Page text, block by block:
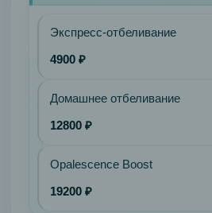
Экспресс-отбеливание
4900 ₽
Домашнее отбеливание
12800 ₽
Opalescence Boost
19200 ₽